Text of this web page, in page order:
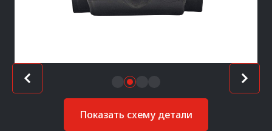
Показать схему детали